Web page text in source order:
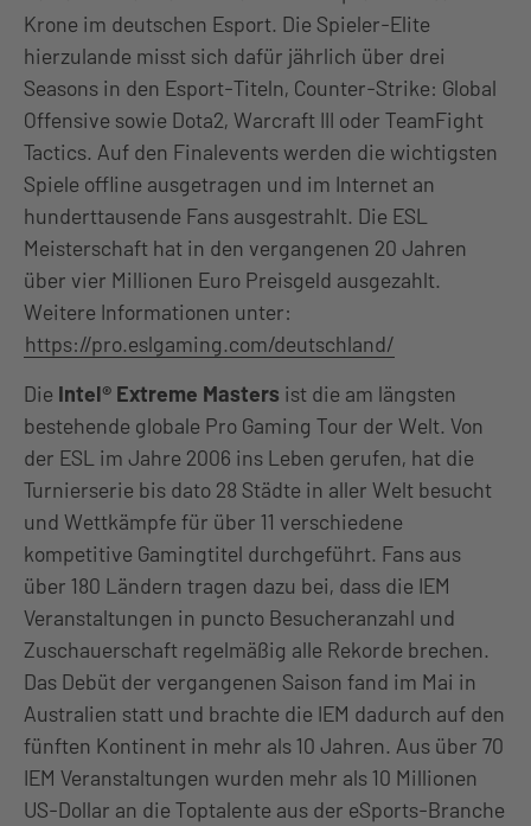
Krone im deutschen Esport. Die Spieler-Elite
hierzulande misst sich dafür jährlich über drei
Seasons in den Esport-Titeln, Counter-Strike: Global
Offensive sowie Dota2, Warcraft III oder TeamFight
Tactics. Auf den Finalevents werden die wichtigsten
Spiele offline ausgetragen und im Internet an
hunderttausende Fans ausgestrahlt. Die ESL
Meisterschaft hat in den vergangenen 20 Jahren
über vier Millionen Euro Preisgeld ausgezahlt.
Weitere Informationen unter:
https://pro.eslgaming.com/deutschland/
Die Intel® Extreme Masters ist die am längsten
bestehende globale Pro Gaming Tour der Welt. Von
der ESL im Jahre 2006 ins Leben gerufen, hat die
Turnierserie bis dato 28 Städte in aller Welt besucht
und Wettkämpfe für über 11 verschiedene
kompetitive Gamingtitel durchgeführt. Fans aus
über 180 Ländern tragen dazu bei, dass die IEM
Veranstaltungen in puncto Besucheranzahl und
Zuschauerschaft regelmäßig alle Rekorde brechen.
Das Debüt der vergangenen Saison fand im Mai in
Australien statt und brachte die IEM dadurch auf den
fünften Kontinent in mehr als 10 Jahren. Aus über 70
IEM Veranstaltungen wurden mehr als 10 Millionen
US-Dollar an die Toptalente aus der eSports-Branche